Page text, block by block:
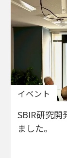
イベント
SBIR研究開
ました。